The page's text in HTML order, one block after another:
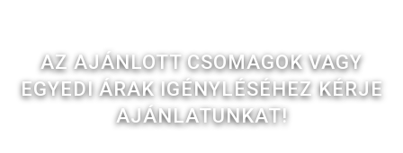
AZ AJÁNLOTT CSOMAGOK VAGY
EGYEDI ÁRAK IGÉNYLÉSÉHEZ KÉRJE
AJÁNLATUNKAT!